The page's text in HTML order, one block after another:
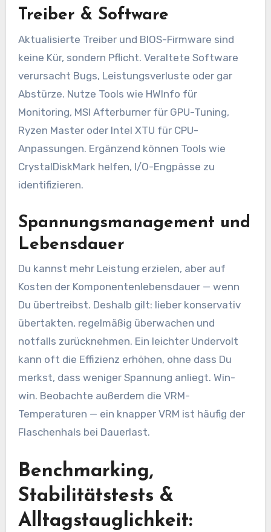
Treiber & Software
Aktualisierte Treiber und BIOS-Firmware sind
keine Kür, sondern Pflicht. Veraltete Software
verursacht Bugs, Leistungsverluste oder gar
Abstürze. Nutze Tools wie HWInfo für
Monitoring, MSI Afterburner für GPU-Tuning,
Ryzen Master oder Intel XTU für CPU-
Anpassungen. Ergänzend können Tools wie
CrystalDiskMark helfen, I/O-Engpässe zu
identifizieren.
Spannungsmanagement und
Lebensdauer
Du kannst mehr Leistung erzielen, aber auf
Kosten der Komponentenlebensdauer — wenn
Du übertreibst. Deshalb gilt: lieber konservativ
übertakten, regelmäßig überwachen und
notfalls zurücknehmen. Ein leichter Undervolt
kann oft die Effizienz erhöhen, ohne dass Du
merkst, dass weniger Spannung anliegt. Win-
win. Beobachte außerdem die VRM-
Temperaturen — ein knapper VRM ist häufig der
Flaschenhals bei Dauerlast.
Benchmarking,
Stabilitätstests &
Alltagstauglichkeit: